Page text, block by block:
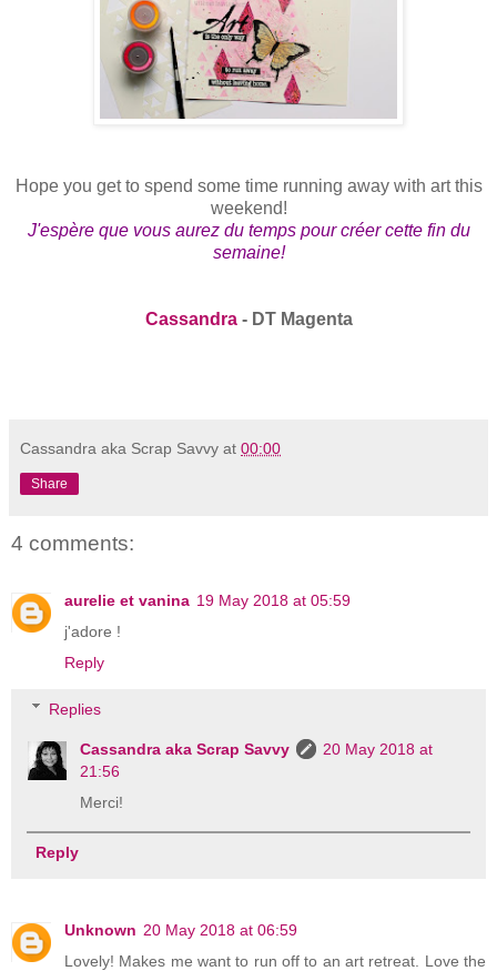
Hope you get to spend some time running away with art this
weekend!
J'espère que vous aurez du temps pour créer cette fin du
semaine!
Cassandra- DT Magenta
Cassandra aka Scrap Savvy at 00:00
Share
4 comments:
aurelie et vanina 19 May 2018 at 05:59
j'adore !
Reply
Replies
Cassandra aka Scrap Savvy
20 May 2018 at
21:56
Merci!
Reply
Unknown 20 May 2018 at 06:59
Lovely! Makes me want to run off to an art retreat. Love the